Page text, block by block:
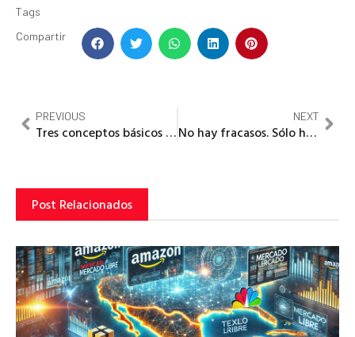
Tags
Compartir
PREVIOUS
Tres conceptos básicos para «enfrentarse» a la transformación digital
NEXT
No hay fracasos. Sólo hay resultados y desenlaces.
Post Relacionados